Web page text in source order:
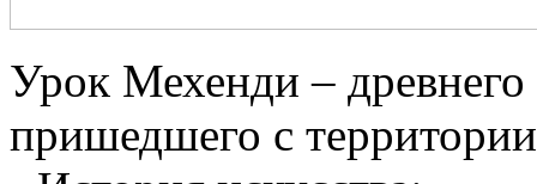
Урок Мехенди –
пришедшего с